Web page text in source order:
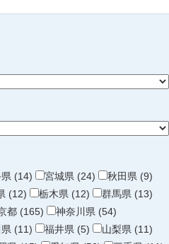
(14) 宮城県 (24)
秋田県 (9)
(12) 栃木県 (12)
群馬県 (13)
都 (165)
神奈川県 (54)
(11) 福井県 (5)
山梨県 (11)